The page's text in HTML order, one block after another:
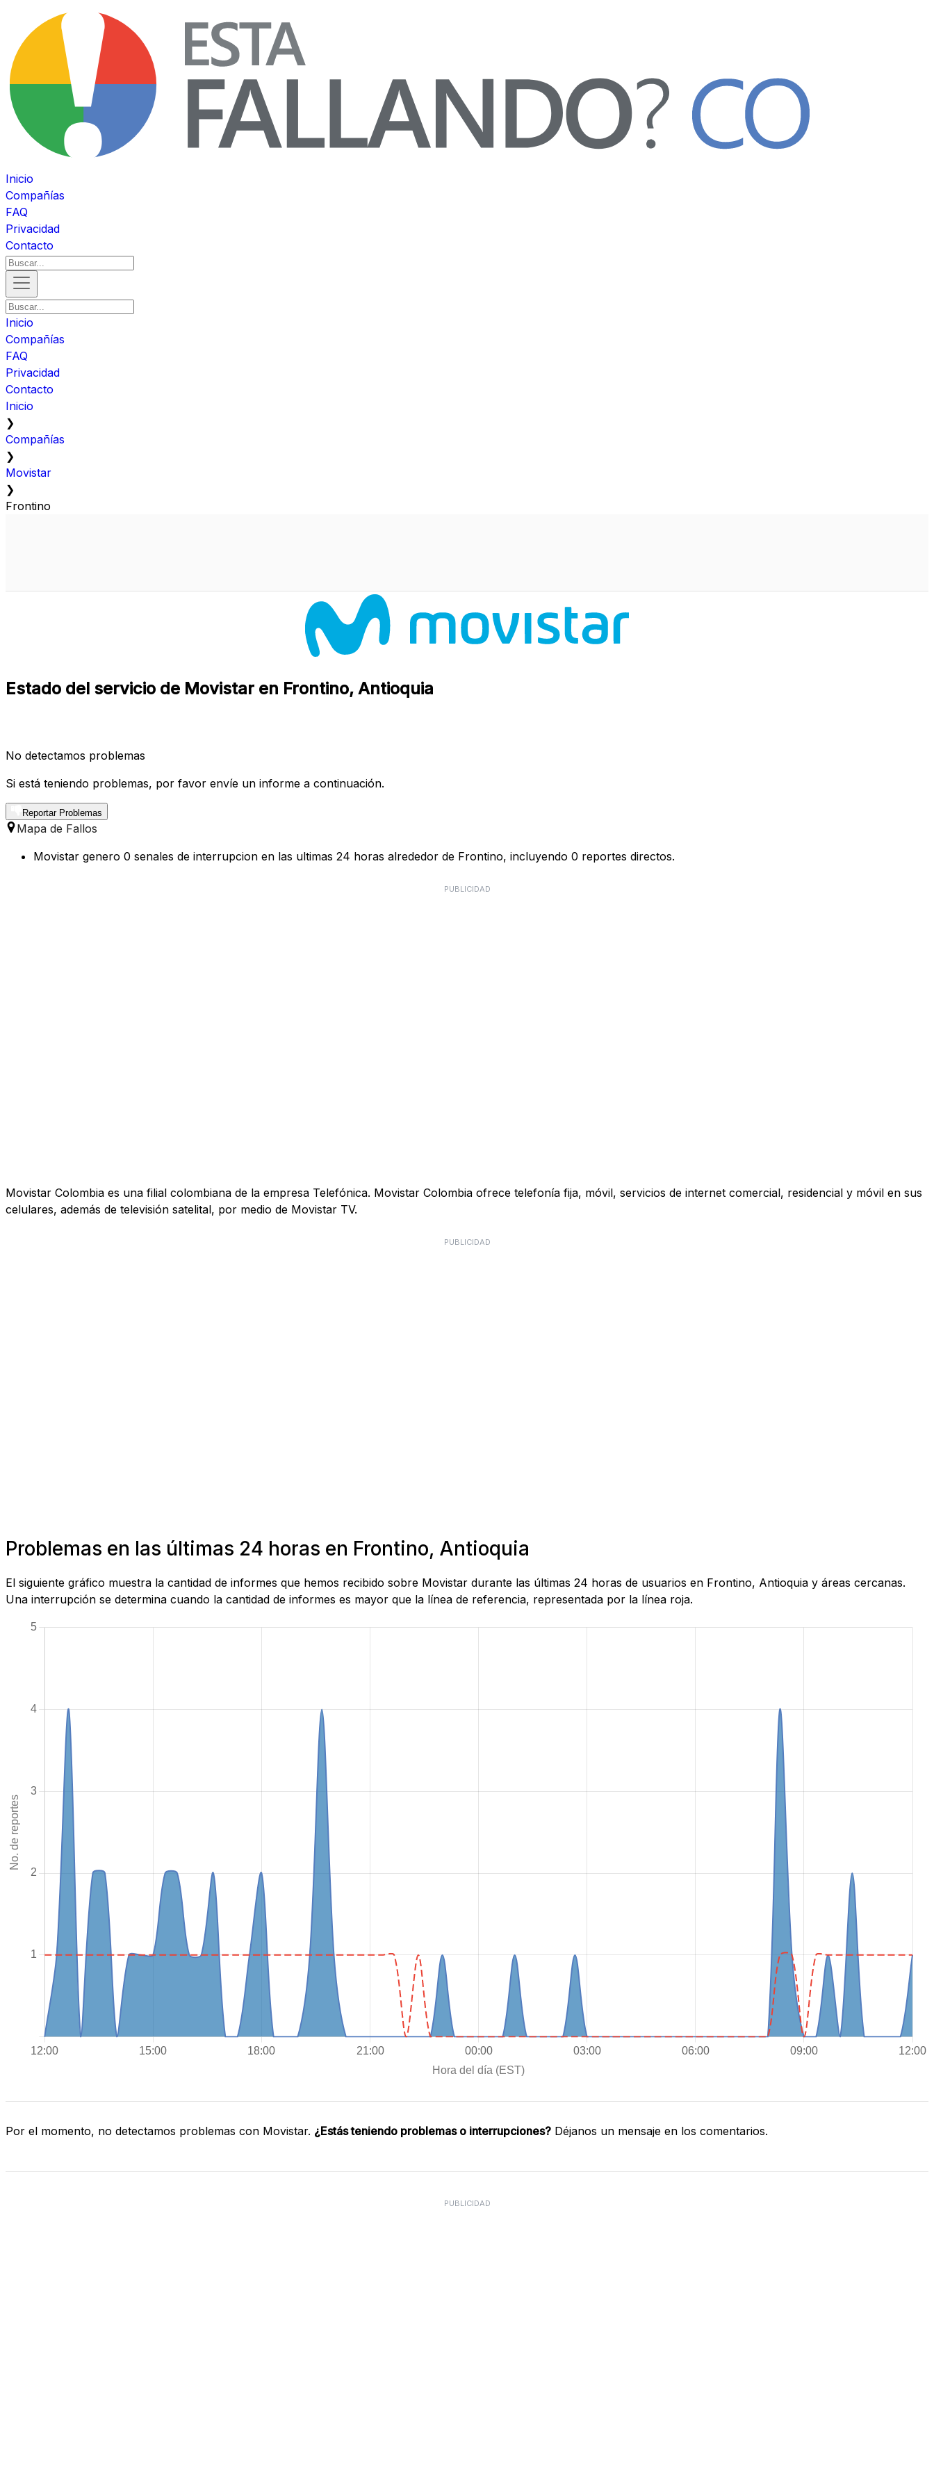
Inicio
Compañías
FAQ
Privacidad
Contacto
Inicio
Compañías
FAQ
Privacidad
Contacto
Inicio
❯
Compañías
❯
Movistar
❯
Frontino
Estado del servicio de Movistar en Frontino, Antioquia
No detectamos problemas
Si está teniendo problemas, por favor envíe un informe a continuación.
Reportar Problemas
Mapa de Fallos
Movistar genero 0 senales de interrupcion en las ultimas 24 horas alrededor de Frontino, incluyendo 0 reportes directos.
PUBLICIDAD
Movistar Colombia es una filial colombiana de la empresa Telefónica. Movistar Colombia ofrece telefonía fija, móvil, servicios de internet comercial, residencial y móvil en sus
celulares, además de televisión satelital, por medio de Movistar TV.
PUBLICIDAD
Problemas en las últimas 24 horas en Frontino, Antioquia
El siguiente gráfico muestra la cantidad de informes que hemos recibido sobre Movistar durante las últimas 24 horas de usuarios en Frontino, Antioquia y áreas cercanas.
Una interrupción se determina cuando la cantidad de informes es mayor que la línea de referencia, representada por la línea roja.
Por el momento, no detectamos problemas con Movistar. ¿Estás teniendo problemas o interrupciones? Déjanos un mensaje en los comentarios.
PUBLICIDAD